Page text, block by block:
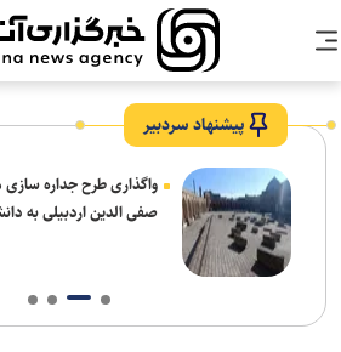
پیشنهاد سردبیر
واگذاری طرح جداره
صفی الدین اردبیلی به